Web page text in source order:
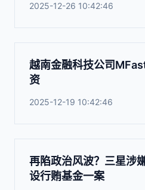
2025-12-26 10:42:46
越南金融科技公司
资
2025-12-19 10:42:46
再陷政治风波？三星涉
设行贿基金一案